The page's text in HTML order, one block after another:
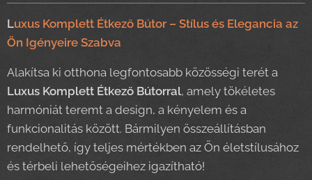
Luxus Komplett Étkező Bútor – Stílus és Elegancia az
Ön Igényeire Szabva
Alakítsa ki otthona legfontosabb közösségi terét a
Luxus Komplett Étkező Bútorral, amely tökéletes
harmóniát teremt a design, a kényelem és a
funkcionalitás között. Bármilyen összeállításban
rendelhető, így teljes mértékben az Ön életstílusához
és térbeli lehetőségeihez igazítható!